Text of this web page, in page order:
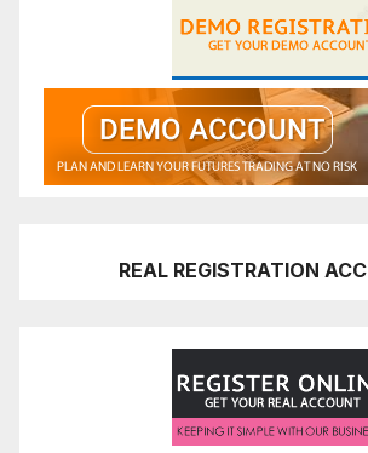
REAL REGISTRATION